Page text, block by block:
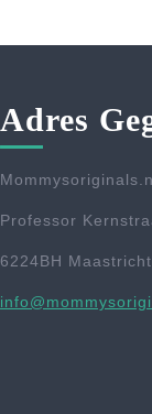
Adres
Professor
6224BH Maastricht